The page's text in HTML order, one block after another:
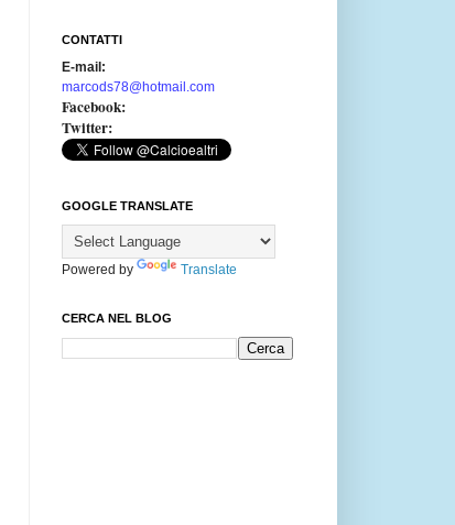
CONTATTI
E-mail:
marcods78@hotmail.com
Facebook:
Twitter:
GOOGLE TRANSLATE
Powered by Translate
CERCA NEL BLOG